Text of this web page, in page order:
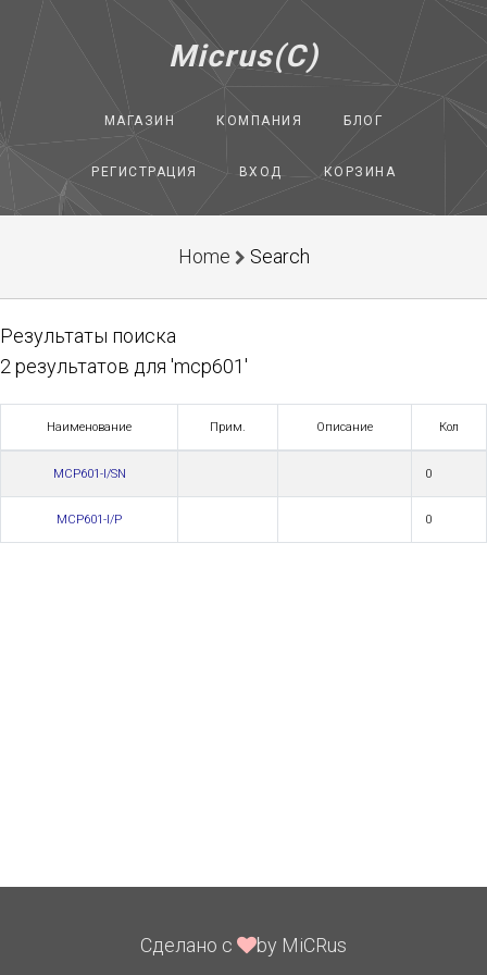
Micrus(C)
МАГАЗИН КОМПАНИЯ БЛОГ
РЕГИСТРАЦИЯ ВХОД КОРЗИНА
Home Search
Результаты поиска
2 результатов для 'mcp601'
Наименование Прим. Описание Кол
MCP601-I/SN 0
MCP601-I/P 0
Сделано с by MiCRus